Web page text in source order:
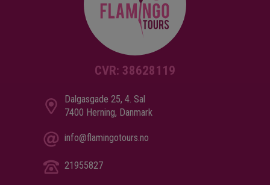
CVR: 38628119
Dalgasgade 25, 4. Sal
7400 Herning, Danmark
info@flamingotours.no
21955827